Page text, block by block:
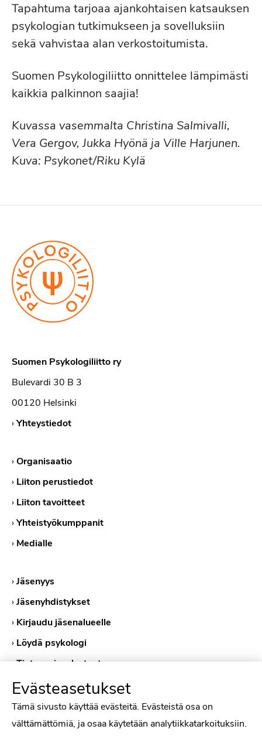
Tapahtuma tarjoaa ajankohtaisen katsauksen
psykologian tutkimukseen ja sovelluksiin
sekä vahvistaa alan verkostoitumista.
Suomen Psykologiliitto onnittelee lämpimästi
kaikkia palkinnon saajia!
Kuvassa vasemmalta Christina Salmivalli,
Vera Gergov, Jukka Hyönä ja Ville Harjunen.
Kuva: Psykonet/Riku Kylä
Suomen Psykologiliitto ry
Bulevardi 30 B 3
00120 Helsinki
›Yhteystiedot
›Organisaatio
› Liiton perustiedot
› Liiton tavoitteet
›Yhteistyökumppanit
› Medialle
›Jäsenyys
›Jäsenyhdistykset
› Kirjaudu jäsenalueelle
› Löydä psykologi
›Tietosuojaselosteet
›Evästekäytännöt
Evästeasetukset
Tämä sivusto käyttää evästeitä. Evästeistä osa on
välttämättömiä, ja osaa käytetään analytiikkatarkoituksiin.